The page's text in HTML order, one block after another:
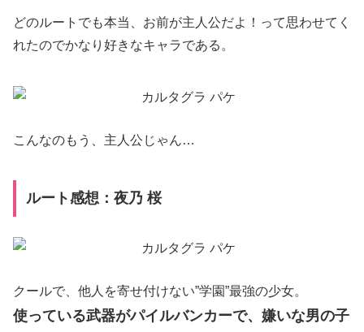
どのルートでも本当、お前が主人公だよ！って思わせてく
れたのでかなり好きなキャラである。
こんなのもう、主人公じゃん…
ルート感想：夜乃 桜
クールで、他人を寄せ付けない”学園”最強の少女。
使っている武器がパイルバンカーで、嫌いな男の子